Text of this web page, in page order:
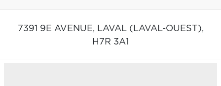
7391 9E AVENUE, LAVAL (LAVAL-OUEST),
H7R 3A1